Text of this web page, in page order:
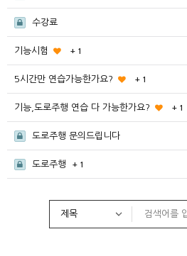
수강료
기능시험 + 1
5시간만 연습가능한가요? + 1
기능,도로주행 연습 다 가능한가요? + 1
도로주행 문의드립니다
도로주행 + 1